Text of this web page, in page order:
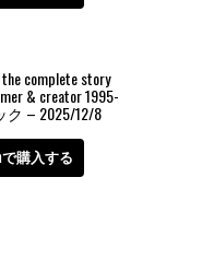
complete story
& creator 1995-
ク – 2025/12/8
購入する